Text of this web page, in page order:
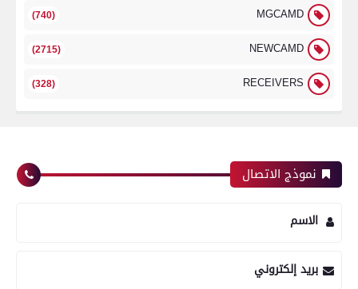
MGCAMD
(740)
NEWCAMD
(2715)
RECEIVERS
(328)
نموذج الاتصال
الاسم
بريد إلكتروني